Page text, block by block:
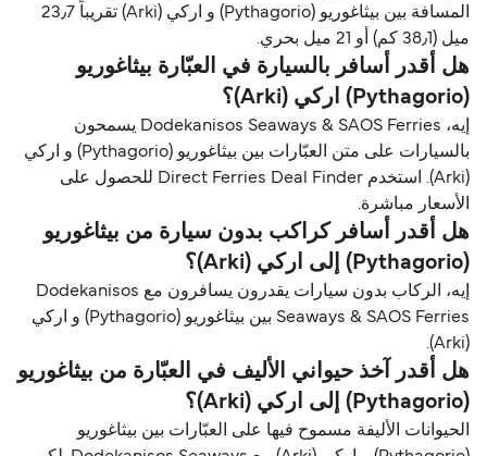
المسافة بين بيثاغوريو (Pythagorio) و اركي (Arki) تقريباً 23٫7
ميل (38٫1 كم) أو 21 ميل بحري.
هل أقدر أسافر بالسيارة في العبّارة بيثاغوريو
(Pythagorio) اركي (Arki)؟
إيه، Dodekanisos Seaways & SAOS Ferries يسمحون
بالسيارات على متن العبّارات بين بيثاغوريو (Pythagorio) و اركي
(Arki). استخدم Direct Ferries Deal Finder للحصول على
الأسعار مباشرة.
هل أقدر أسافر كراكب بدون سيارة من بيثاغوريو
(Pythagorio) إلى اركي (Arki)؟
إيه، الركاب بدون سيارات يقدرون يسافرون مع Dodekanisos
Seaways & SAOS Ferries بين بيثاغوريو (Pythagorio) و اركي
(Arki).
هل أقدر آخذ حيواني الأليف في العبّارة من بيثاغوريو
(Pythagorio) إلى اركي (Arki)؟
الحيوانات الأليفة مسموح فيها على العبّارات بين بيثاغوريو